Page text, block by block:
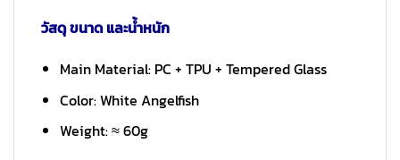
วัสดุ ขนาด และน้ำหนัก
Main Material: PC + TPU + Tempered Glass
Color: White Angelfish
Weight: ≈ 60g